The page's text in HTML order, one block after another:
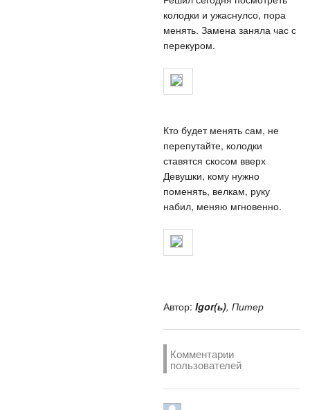
колодки и ужаснулсо, пора
менять. Замена заняла час с
перекуром.
Кто будет менять сам, не
перепутайте, колодки
ставятся скосом вверх
Девушки, кому нужно
поменять, велкам, руку
набил, меняю мгновенно.
Автор: Igor(ь), Питер
Комментарии
пользователей